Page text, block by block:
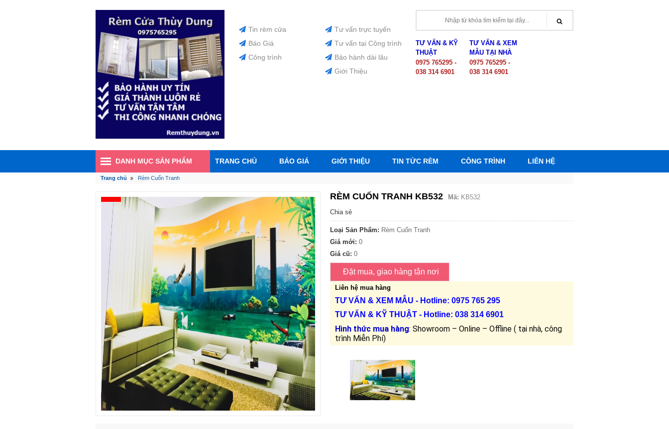
Tin rèm cửa
Báo Giá
Công trình
Tư vấn trực tuyến
Tư vấn tại Công trình
Bảo hành dài lâu
Giới Thiệu
TƯ VẤN & KỸ
THUẬT
0975 765295 -
038 314 6901
TƯ VẤN & XEM
MẪU TẠI NHÀ
0975 765295 -
038 314 6901
DANH MỤC SẢN PHẨM TRANG CHỦ BÁO GIÁ GIỚI THIỆU TIN TỨC RÈM CÔNG TRÌNH LIÊN HỆ
Trang chủ Rèm Cuốn Tranh
RÈM CUỐN TRANH KB532 Mã: KB532
Chia sẻ
Loại Sản Phẩm: Rèm Cuốn Tranh
Giá mới:0
Giá cũ:0
Liên hệ mua hàng
TƯ VẤN &XEM MẪU- Hotline: 0975 765 295
TƯ VẤN & KỸ THUẬT - Hotline: 038 314 6901
Hình thức mua hàng: Showroom – Online – Offline ( tại nhà, công
trình Miễn Phí)